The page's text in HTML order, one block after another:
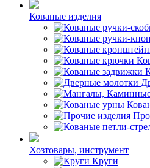
Кованые изделия
Хозтовары, инструмент
Круги